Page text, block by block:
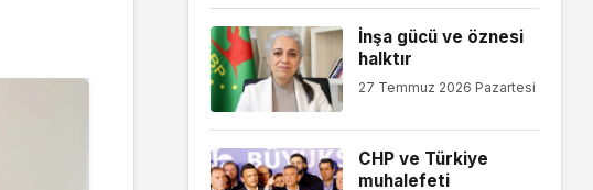
İnşa gücü ve öznesi
halktır
27 Temmuz 2026 Pazartesi
CHP ve Türkiye
muhalefeti